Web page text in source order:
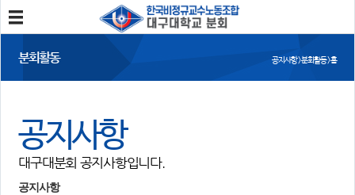
분회소개
분회활동
공지사항
회의록
분회활동 공지사항 > 분회활동 > 홈
공지사항
대구대분회 공지사항입니다.
공지사항